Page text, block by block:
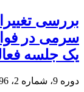
سرمی در
یک جلسه
دوره 9، شماره 2، 1396، صفحه